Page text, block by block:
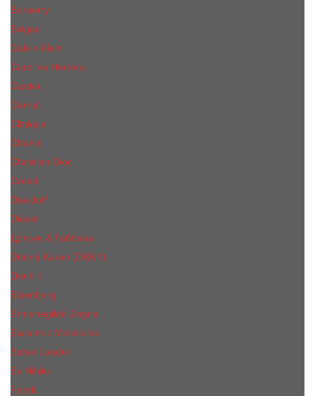
Burberry
Bvlgari
Calvin Klein
Carolina Herrera
Cartier
Cerruti
Сliniquе
Chanel
Christian Dior
Creed
Davidoff
Diesel
Дольче & Габбана
Donna Karan (DKNY)
Dunhill
Eisenberg
Ermenegildo Zegna
Escentric Molecules
Еsteе Lаudеr
Ex Nihilo
Fendi